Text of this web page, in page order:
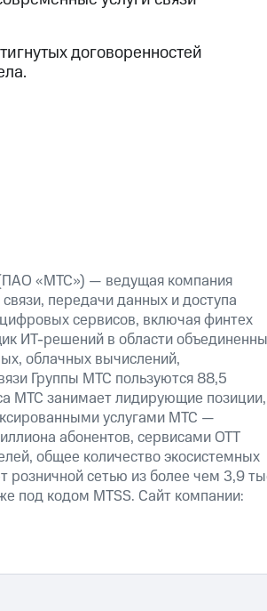
договоренностей
«МТС») — ведущая компания
передачи данных и доступа
сервисов, включая финтех
ИТ-решений в области
облачных вычислений,
Группы МТС пользуются 88,5
МТС занимает лидирующие позиции,
услугами МТС —
абонентов, сервисами OTT
общее количество экосистемных
розничной сетью из более чем 3,9
под кодом MTSS. Сайт компании: